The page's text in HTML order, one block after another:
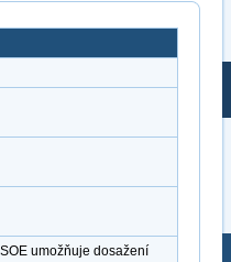
umožňuje dosažení